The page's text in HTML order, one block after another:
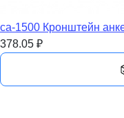
ca-1500 Кронштейн
378.05 ₽